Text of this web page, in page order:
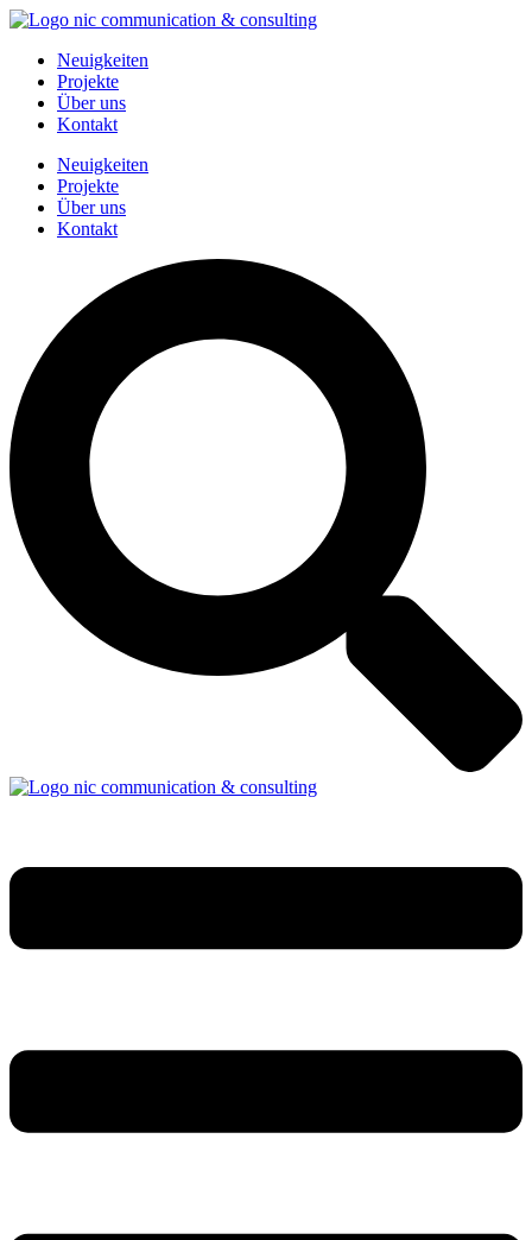
Zum
springenNeuigkeiten
Projekte
Über uns
Kontakt
Neuigkeiten
Projekte
Über uns
Kontakt